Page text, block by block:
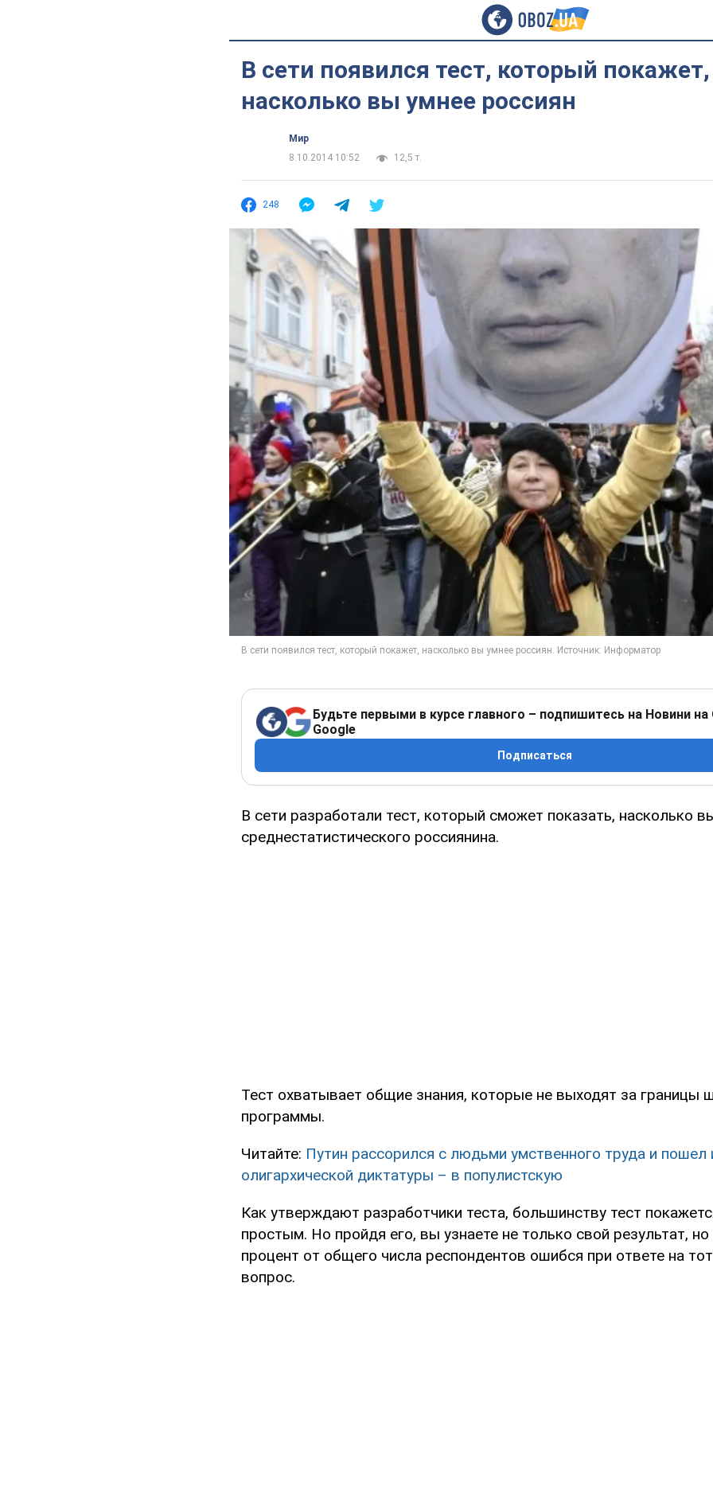
В сети появился тест, который покажет,
насколько вы умнее россиян
Мир
8.10.2014 10:52
12,5 т.
248
Будьте первыми в курсе главного – подпишитесь на Новини на
Google
Подписаться
В сети разработали тест, который сможет показать, насколько
среднестатистического россиянина.
Тест охватывает общие знания, которые не выходят за границы
программы.
Читайте: Путин рассорился с людьми умственного труда и пошел
олигархической диктатуры – в популистскую
Как утверждают разработчики теста, большинству тест
простым. Но пройдя его, вы узнаете не только свой результат, но
процент от общего числа респондентов ошибся при ответе на
вопрос.